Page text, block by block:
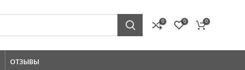
0 0 0
ОТЗЫВЫ